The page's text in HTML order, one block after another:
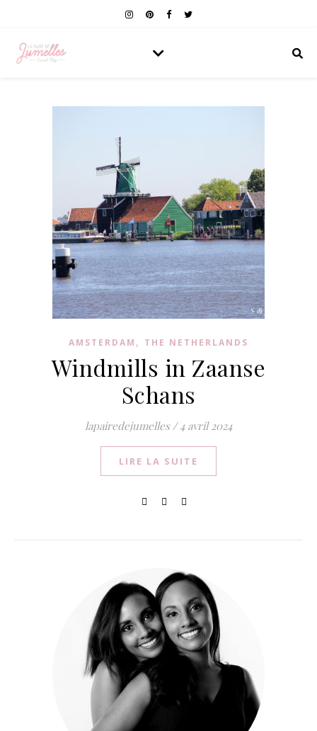
AMSTERDAM , THE NETHERLANDS
Windmills in Zaanse
Schans
lapairedejumelles / 4 avril 2024
LIRE LA SUITE